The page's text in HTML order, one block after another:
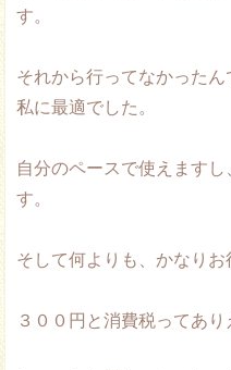
す。
それから行ってなかった
私に最適でした。
自分のペースで使えます
す。
そして何よりも、かなりお
３００円と消費税ってあ